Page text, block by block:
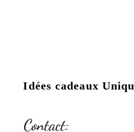
Idées cadeaux
Contact: